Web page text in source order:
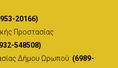
20166)
Προστασίας
548508)
Δήμου Ωρωπού: (6989-